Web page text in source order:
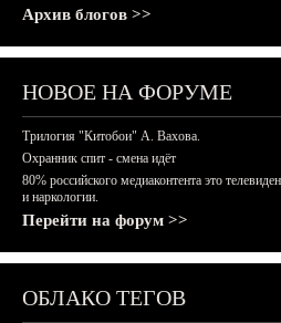
Архив блогов >>
НОВОЕ НА ФОРУМЕ
Трилогия "Китобои" А. Вахова.
Охранник спит - смена идёт
80% российского медиаконтента это
и наркологии.
Перейти на форум >>
ОБЛАКО ТЕГОВ